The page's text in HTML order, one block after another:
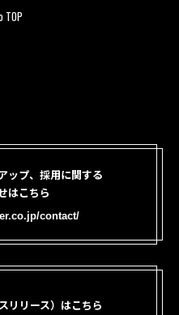
TOP
ップ、採用に関する
はこちら
contact/
リリース）はこちら